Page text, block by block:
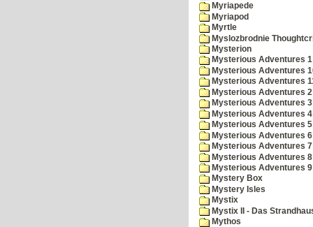
Myriapede
Myriapod
Myrtle
Myslozbrodnie
Mysterion
Mysterious Adventures
Mysterious Adventures
Mysterious Adventures
Mysterious Adventures
Mysterious Adventures
Mysterious Adventures
Mysterious Adventures
Mysterious Adventures
Mysterious Adventures
Mysterious Adventures
Mysterious Adventures
Mystery Box
Mystery Isles
Mystix
Mystix II - Das
Mythos